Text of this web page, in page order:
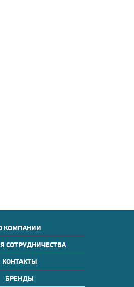
КОМПАНИИ
СОТРУДНИЧЕСТВА
КОНТАКТЫ
БРЕНДЫ